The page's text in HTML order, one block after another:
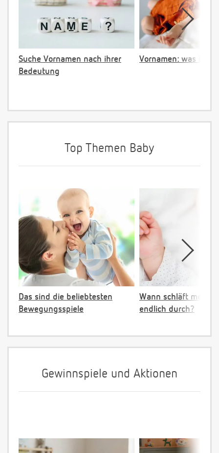
Suche Vornamen nach ihrer
Bedeutung
Vornamen: was ist
Top Themen Baby
Das sind die beliebtesten
Bewegungsspiele
Wann schläft mein
endlich durch?
Gewinnspiele und Aktionen